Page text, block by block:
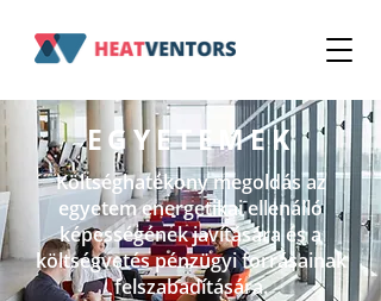
EGYETEMEK
Költséghatékony megoldás az
egyetem energetikai ellenálló
képességének javítására és a
költségvetés pénzügyi forrásainak
felszabadítására.